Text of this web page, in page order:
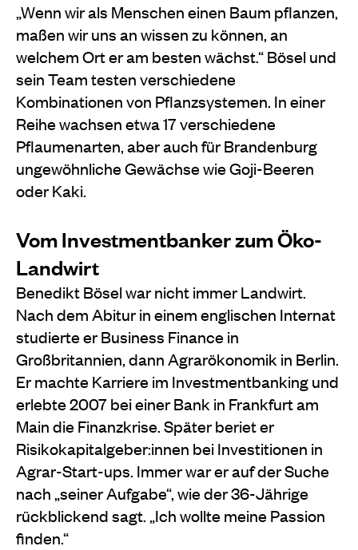
„Wenn wir als Menschen einen Baum pflanzen,
maßen wir uns an wissen zu können, an
welchem Ort er am besten wächst.“ Bösel und
sein Team testen verschiedene
Kombinationen von Pflanzsystemen. In einer
Reihe wachsen etwa 17 verschiedene
Pflaumenarten, aber auch für Brandenburg
ungewöhnliche Gewächse wie Goji-Beeren
oder Kaki.
Vom Investmentbanker zum Öko-
Landwirt
Benedikt Bösel war nicht immer Landwirt.
Nach dem Abitur in einem englischen Internat
studierte er Business Finance in
Großbritannien, dann Agrarökonomik in Berlin.
Er machte Karriere im Investmentbanking und
erlebte 2007 bei einer Bank in Frankfurt am
Main die Finanzkrise. Später beriet er
Risikokapitalgeber:innen bei Investitionen in
Agrar-Start-ups. Immer war er auf der Suche
nach „seiner Aufgabe“, wie der 36-Jährige
rückblickend sagt. „Ich wollte meine Passion
finden.“